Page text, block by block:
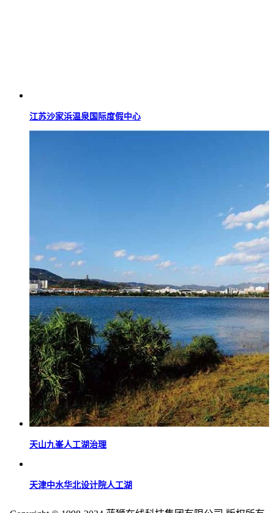
江苏沙家浜温泉国际度假中心
天山九峯人工湖治理
天津中水华北设计院人工湖